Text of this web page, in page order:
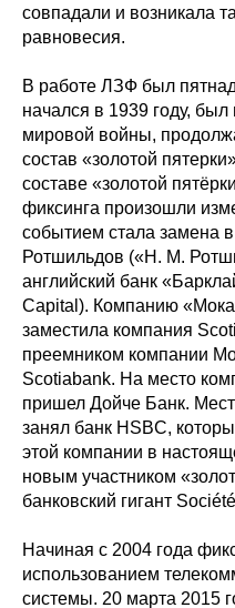
совпадали и возникала
равновесия.
В работе ЛЗФ был
начался в 1939 году,
мировой войны,
состав «золотой
составе «золотой
фиксинга произошли
событием стала замена
Ротшильдов («Н. М.
английский банк
Capital). Компанию
заместила компания
преемником компании
Scotiabank. На место
пришел Дойче Банк.
занял банк HSBС,
этой компании в
новым участником
банковский гигант
Начиная с 2004 года
использованием
системы. 20 марта 2015